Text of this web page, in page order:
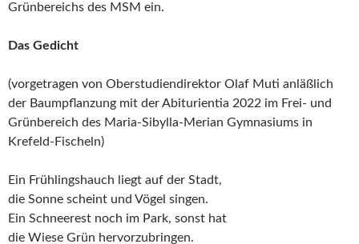
Grünbereichs des MSM ein.
Das Gedicht
(vorgetragen von Oberstudiendirektor Olaf Muti anläßlich
der Baumpflanzung mit der Abiturientia 2022 im Frei- und
Grünbereich des Maria-Sibylla-Merian Gymnasiums in
Krefeld-Fischeln)
Ein Frühlingshauch liegt auf der Stadt,
die Sonne scheint und Vögel singen.
Ein Schneerest noch im Park, sonst hat
die Wiese Grün hervorzubringen.